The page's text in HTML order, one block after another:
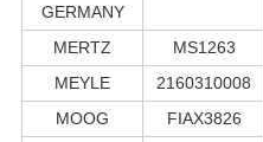
GERMANY
MERTZ MS1263
MEYLE
2160310008
MOOG
FIAX3826